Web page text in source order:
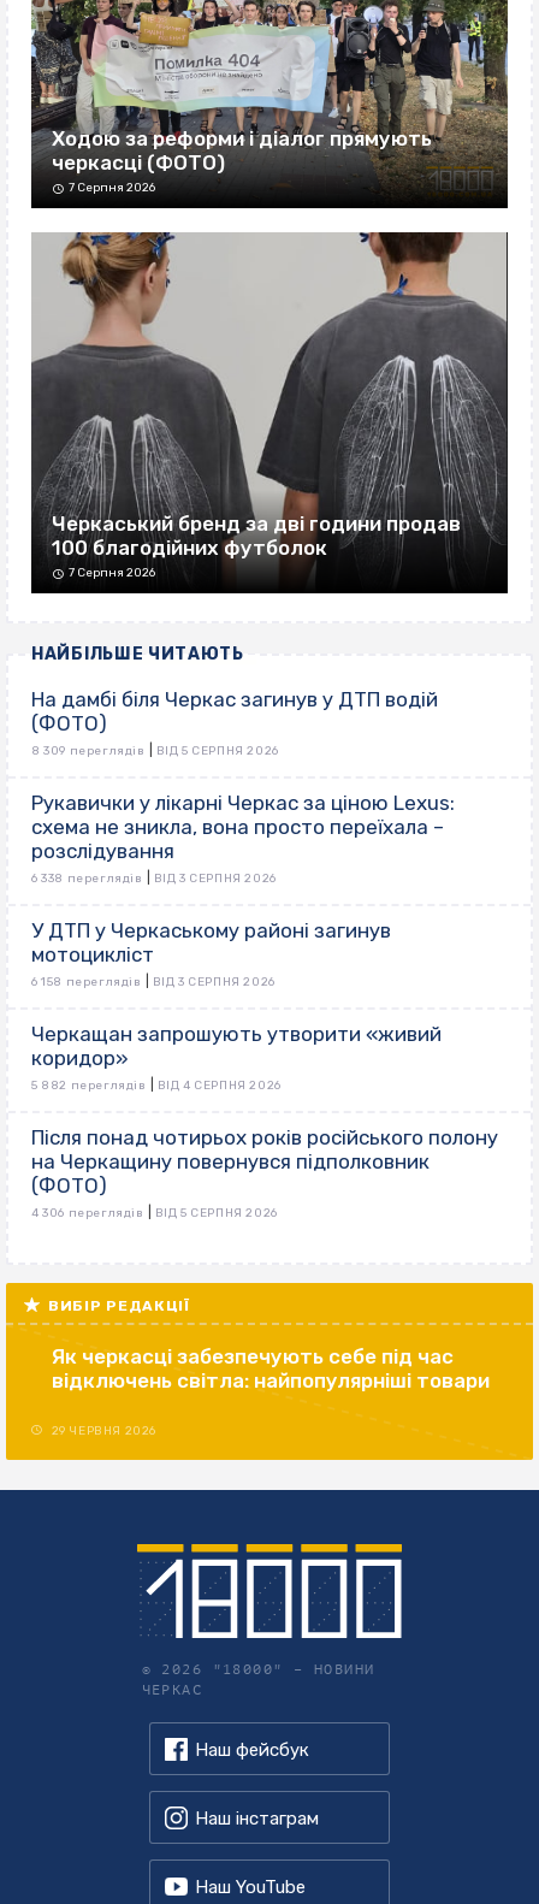
Ходою за реформи і діалог прямують
черкасці (ФОТО)
7 Серпня 2026
Черкаський бренд за дві години продав
100 благодійних футболок
7 Серпня 2026
НАЙБІЛЬШЕ ЧИТАЮТЬ
На дамбі біля Черкас загинув у ДТП водій
(ФОТО)
8 309 переглядів ВІД 5 СЕРПНЯ 2026
Рукавички у лікарні Черкас за ціною Lexus:
схема не зникла, вона просто переїхала –
розслідування
6 338 переглядів ВІД 3 СЕРПНЯ 2026
У ДТП у Черкаському районі загинув
мотоцикліст
6 158 переглядів ВІД 3 СЕРПНЯ 2026
Черкащан запрошують утворити «живий
коридор»
5 882 переглядів ВІД 4 СЕРПНЯ 2026
Після понад чотирьох років російського полону
на Черкащину повернувся підполковник
(ФОТО)
4 306 переглядів ВІД 5 СЕРПНЯ 2026
ВИБІР РЕДАКЦІЇ
Як черкасці забезпечують себе під час
відключень світла: найпопулярніші товари
29 ЧЕРВНЯ 2026
© 2026 "18000" – НОВИНИ
ЧЕРКАС
Наш фейсбук
Наш інстаграм
Наш YouTube